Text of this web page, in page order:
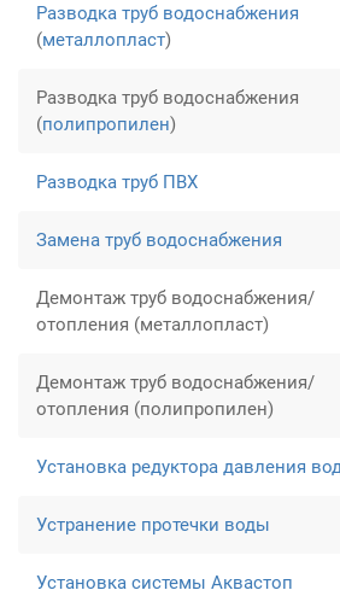
Разводка труб водоснабжения
(металлопласт)
Разводка труб водоснабжения
(полипропилен)
Разводка труб ПВХ
Замена труб водоснабжения
Демонтаж труб водоснабжения/
отопления (металлопласт)
Демонтаж труб водоснабжения/
отопления (полипропилен)
Установка редуктора давления
Устранение протечки воды
Установка системы Аквастоп